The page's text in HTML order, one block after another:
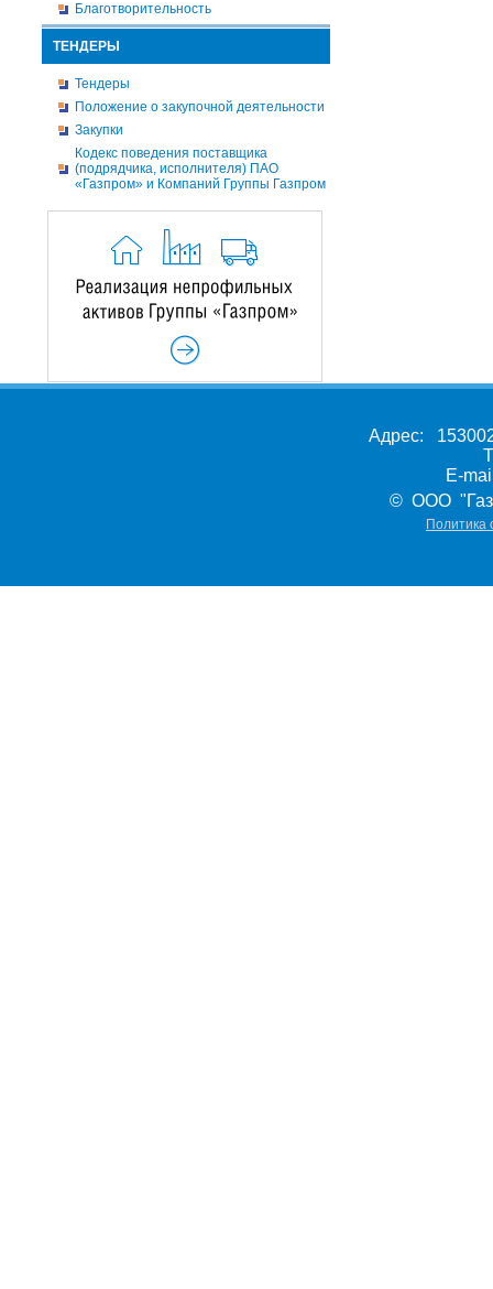
Благотворительность
ТЕНДЕРЫ
Тендеры
Положение о закупочной деятельности
Закупки
Кодекс поведения поставщика
(подрядчика, исполнителя) ПАО
«Газпром» и Компаний Группы Газпром
Адрес:
E-
© ООО
Политика